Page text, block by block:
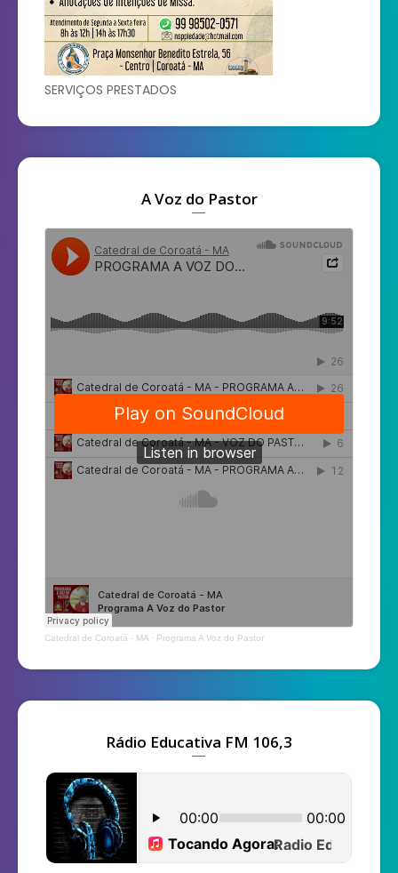
SERVIÇOS PRESTADOS
A Voz do Pastor
Catedral de Coroatá - MA · Programa A Voz do Pastor
Rádio Educativa FM 106,3